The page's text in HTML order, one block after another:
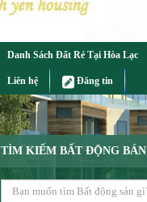
Danh Sách Đất Rẻ Tại Hòa Lạc
Liên hệ Đăng tin
TÌM KIẾM BẤT ĐỘNG BÁN